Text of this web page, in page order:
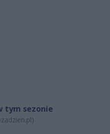
tym sezonie
)